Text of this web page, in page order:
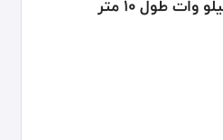
کانوایر ماکرویو 20 کیلو وات طول 10 متر